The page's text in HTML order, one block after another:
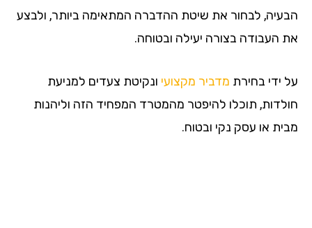
הבעיה, לבחור את שיטת ההדברה המתאימה ביותר, ולבצע
את העבודה בצורה יעילה ובטוחה.
על ידי בחירת מדביר מקצועי ונקיטת צעדים למניעת
חולדות, תוכלו להיפטר מהמטרד המפחיד הזה וליהנות
מבית או עסק נקי ובטוח.